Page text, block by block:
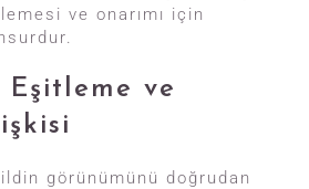
ve onarımı için
ve
görünümünü doğrudan